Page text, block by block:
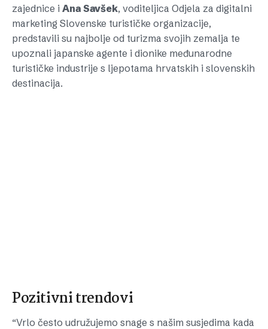
zajednice i Ana Savšek, voditeljica Odjela za digitalni
marketing Slovenske turističke organizacije,
predstavili su najbolje od turizma svojih zemalja te
upoznali japanske agente i dionike međunarodne
turističke industrije s ljepotama hrvatskih i slovenskih
destinacija.
Pozitivni trendovi
“Vrlo često udružujemo snage s našim susjedima kada